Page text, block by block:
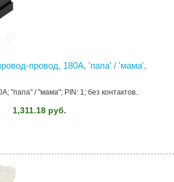
провод, 180A, 'папа' / 'мама',
"папа" / "мама"; PIN: 1; без контактов..
1,311.18 руб.